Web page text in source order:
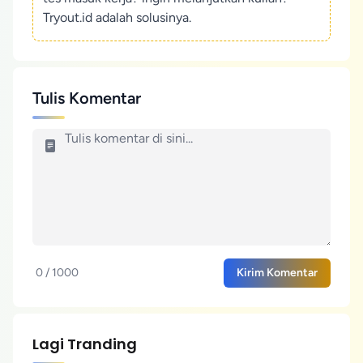
Tryout.id adalah solusinya.
Tulis Komentar
0 / 1000 Kirim Komentar
Lagi Tranding